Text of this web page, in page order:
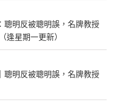
聰明反被聰明誤，名牌教授
逢星期一更新）
聰明反被聰明誤，名牌教授